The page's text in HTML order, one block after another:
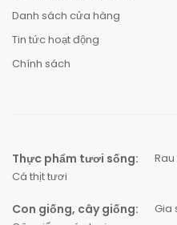
Danh sách cửa hàng
Tin tức hoạt động
Chính sách
Thực phẩm tươi sống:
Cá thịt tươi
Con giống, cây giống: Gia